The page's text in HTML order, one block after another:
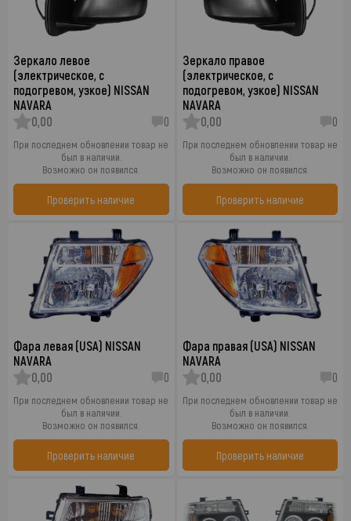
Зеркало левое
(электрическое, с
подогревом, узкое) NISSAN
NAVARA
0,00
0
При последнем обновлении товар не
был в наличии.
Возможно он появился.
Проверить наличие
Зеркало правое
(электрическое, с
подогревом, узкое) NISSAN
NAVARA
0,00
0
При последнем обновлении товар не
был в наличии.
Возможно он появился.
Проверить наличие
Фара левая (USA) NISSAN
NAVARA
0,00
0
При последнем обновлении товар не
был в наличии.
Возможно он появился.
Проверить наличие
Фара правая (USA) NISSAN
NAVARA
0,00
0
При последнем обновлении товар не
был в наличии.
Возможно он появился.
Проверить наличие